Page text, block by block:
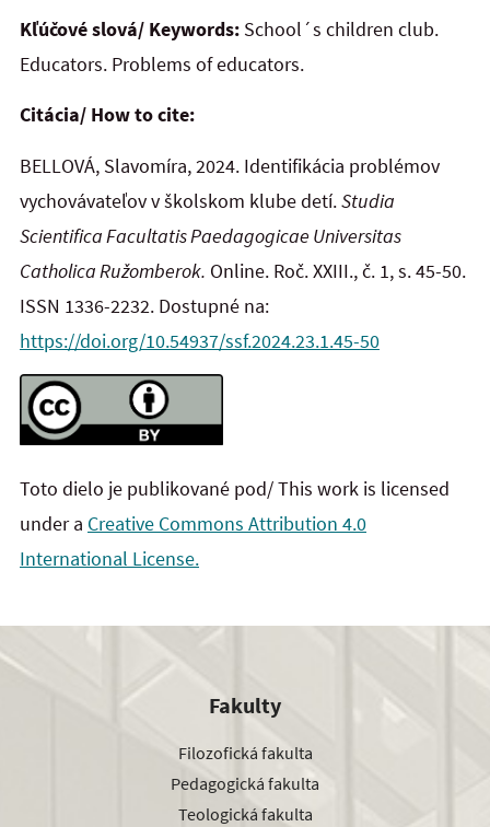
Kľúčové slová/ Keywords: School´s children club.
Educators. Problems of educators.
Citácia/ How to cite:
BELLOVÁ, Slavomíra, 2024. Identifikácia problémov
vychovávateľov v školskom klube detí.Studia
Scientifica Facultatis Paedagogicae Universitas
Catholica Ružomberok. Online. Roč. XXIII., č. 1, s. 45-50.
ISSN 1336-2232. Dostupné na:
https://doi.org/10.54937/ssf.2024.23.1.45-50
Toto dielo je publikované pod/ This work is licensed
under a Creative Commons Attribution 4.0
International License.
Fakulty
Filozofická fakulta
Pedagogická fakulta
Teologická fakulta